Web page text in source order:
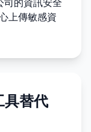
司的資訊安全
上傳敏感資
具替代